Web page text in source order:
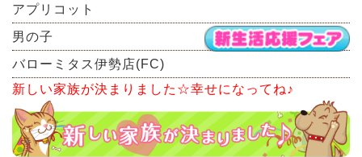
アプリコット
男の子
バローミタス伊勢店(FC)
新しい家族が決まりました☆幸せになってね♪